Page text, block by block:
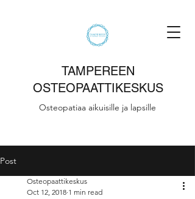
TAMPEREEN
OSTEOPAATTIKESKUS
Osteopatiaa aikuisille ja lapsille
Post
Osteopaattikeskus
Oct 12, 2018 1 min read